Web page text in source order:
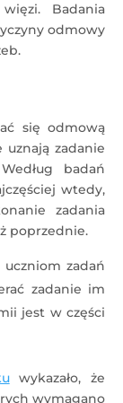
Badania
odmowy
się odmową
uznają zadanie
badań
wtedy,
zadania
poprzednie.
zadań
zadanie im
jest w części
wykazało, że
wymagano